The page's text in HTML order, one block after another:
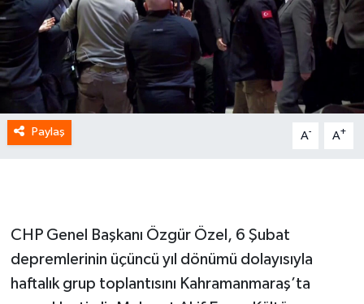
Paylaş A- A+
CHP Genel Başkanı Özgür Özel, 6 Şubat
depremlerinin üçüncü yıl dönümü dolayısıyla
haftalık grup toplantısını Kahramanmaraş’ta